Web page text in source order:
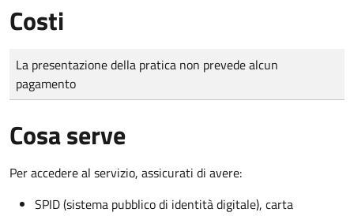
Costi
Tipo di pagamento
Importo
La presentazione della pratica non prevede alcun
pagamento
Cosa serve
Per accedere al servizio, assicurati di avere:
SPID (sistema pubblico di identità digitale), carta